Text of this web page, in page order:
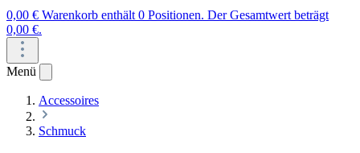
0,00 € Warenkorb enthält 0 Positionen. Der Gesamtwert beträgt
0,00 €.
Menü
Accessoires
Schmuck